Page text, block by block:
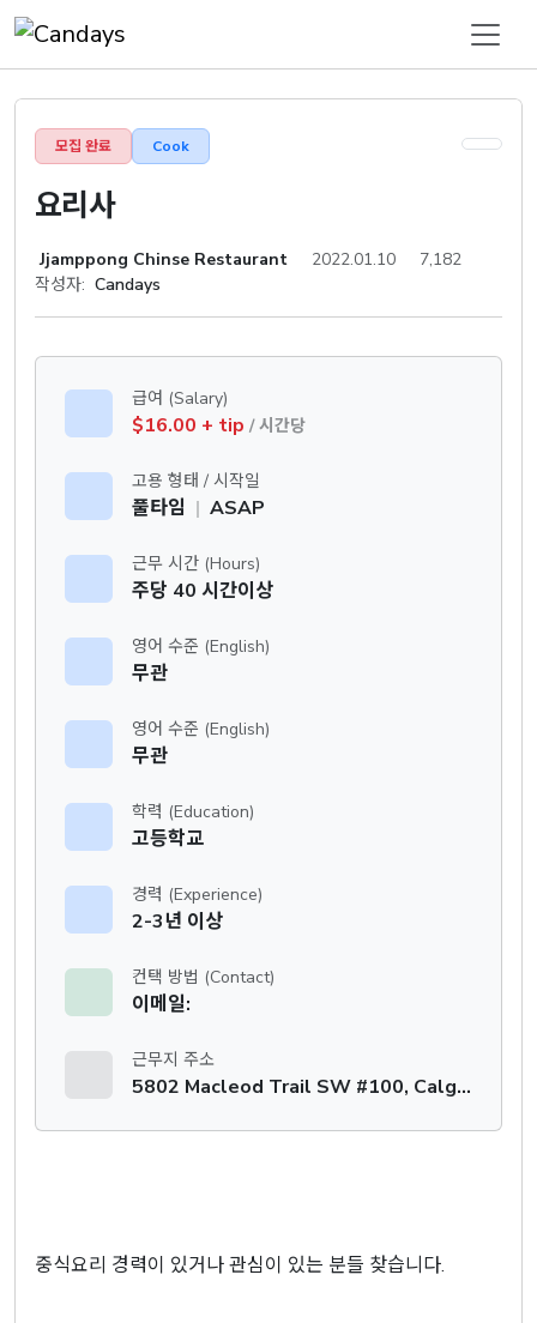
모집 완료 Cook
요리사
Jjamppong Chinse Restaurant 2022.01.10
7,182
작성자: Candays
급여 (Salary)
$16.00 + tip / 시간당
고용 형태 / 시작일
풀타임 | ASAP
근무 시간 (Hours)
주당 40 시간이상
영어 수준 (English)
무관
영어 수준 (English)
무관
학력 (Education)
고등학교
경력 (Experience)
2-3년 이상
컨택 방법 (Contact)
이메일:
근무지 주소
5802 Macleod Trail SW #100, Calgary
중식요리 경력이 있거나 관심이 있는 분들 찾습니다.